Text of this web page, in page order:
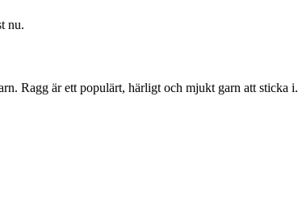
nu.
Ragg är ett populärt, härligt och mjukt garn att sticka i.